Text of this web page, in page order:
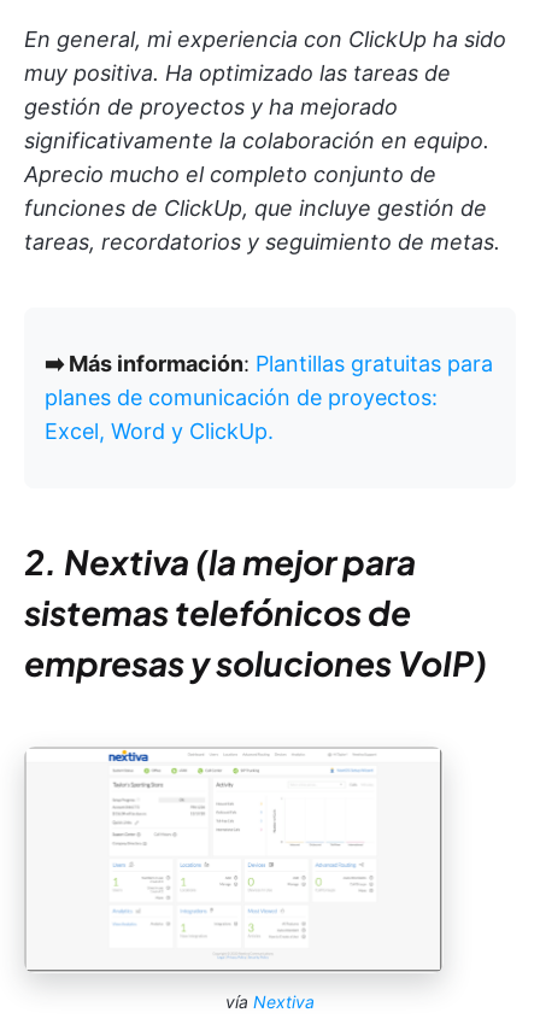
En general, mi experiencia con ClickUp ha sido
muy positiva. Ha optimizado las tareas de
gestión de proyectos y ha mejorado
significativamente la colaboración en equipo.
Aprecio mucho el completo conjunto de
funciones de ClickUp, que incluye gestión de
tareas, recordatorios y seguimiento de metas.
➡️ Más información: Plantillas gratuitas para
planes de comunicación de proyectos:
Excel, Word y ClickUp.
2. Nextiva (la mejor para
sistemas telefónicos de
empresas y soluciones VoIP)
vía Nextiva